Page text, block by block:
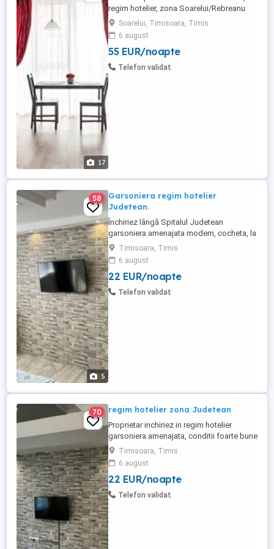
17
regim hotelier, zona Soarelui/Rebreanu
mobilat si utilat. Pretul este de 55€ pe zi
Apartamentul este dotat cu lenjerii de pat,
prosoape, gel de dus, sapun, farfurii, oale,
tacâmuri, pahare, produse de curățat
Soarelui, Timisoara, Timis
6 august
55 EUR/noapte
Telefon validat
5
58
Garsoniera regim hotelier
Judetean.
Închiriez lângă Spitalul Judetean
garsoniera amenajata modern, cocheta, la
parter, bloc civilizat, ideala pt un popas în
oraș. Pret 110lei pe noapte. Tel: .
Timisoara, Timis
6 august
22 EUR/noapte
Telefon validat
70 regim hotelier zona Judetean
Proprietar inchiriez in regim hotelier
garsoniera amenajata, conditii foarte bune
, curatenie, lenjerie curata, prosoape, mini
bucatarie, baie moderna, mobilier nou ,
pat matrimonial. Este situata aproape de
mijloace de transport, supermarketuri,
parcuri, cafenele. Pret110lei pe noapte. Tel
Timisoara, Timis
6 august
22 EUR/noapte
Telefon validat